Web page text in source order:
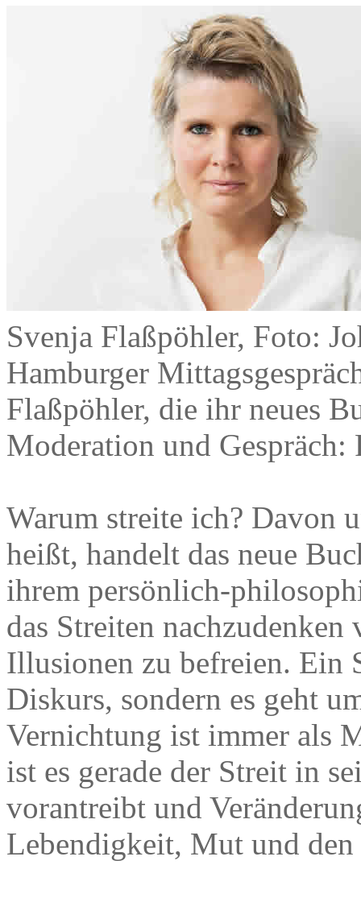
Svenja Flaßpöhler, Foto:
Hamburger
Flaßpöhler, die ihr neues
Moderation und
Warum streite ich? Davon
heißt, handelt das neue
ihrem persönlich-
das Streiten
Illusionen zu befreien. Ein
Diskurs, sondern es geht
Vernichtung ist immer als
ist es gerade der Streit in
vorantreibt und
Lebendigkeit, Mut und den